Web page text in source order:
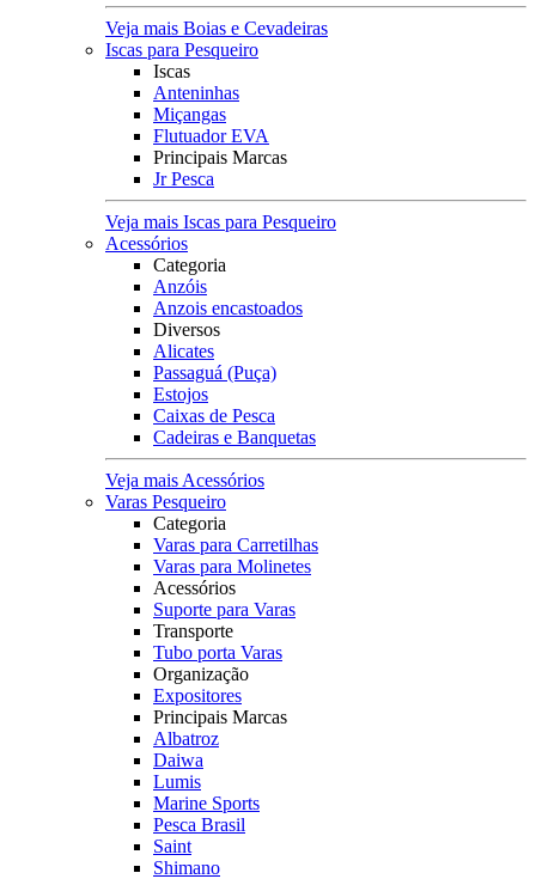
Veja mais Boias e Cevadeiras
Iscas para Pesqueiro
Iscas
Anteninhas
Miçangas
Flutuador EVA
Principais Marcas
Jr Pesca
Veja mais Iscas para Pesqueiro
Acessórios
Categoria
Anzóis
Anzois encastoados
Diversos
Alicates
Passaguá (Puça)
Estojos
Caixas de Pesca
Cadeiras e Banquetas
Veja mais Acessórios
Varas Pesqueiro
Categoria
Varas para Carretilhas
Varas para Molinetes
Acessórios
Suporte para Varas
Transporte
Tubo porta Varas
Organização
Expositores
Principais Marcas
Albatroz
Daiwa
Lumis
Marine Sports
Pesca Brasil
Saint
Shimano